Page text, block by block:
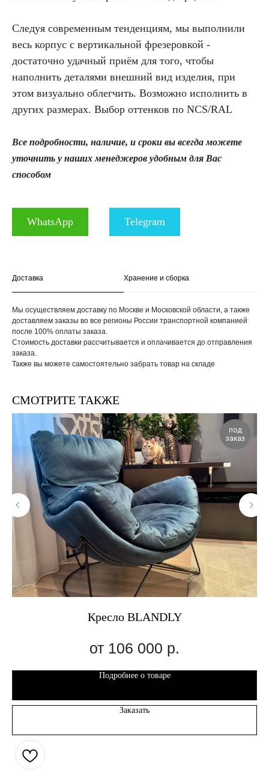
Следуя современным тенденциям, мы выполнили
весь корпус с вертикальной фрезеровкой -
достаточно удачный приём для того, чтобы
наполнить деталями внешний вид изделия, при
этом визуально облегчить. Возможно исполнить в
других размерах. Выбор оттенков по NCS/RAL
Все подробности, наличие, и сроки вы всегда можете
уточнить у наших менеджеров удобным для Вас
способом
WhatsApp Telegram
Доставка Хранение и сборка
Мы осуществляем доставку по Москве и Московской области, а также
доставляем заказы во все регионы России транспортной компанией
после 100% оплаты заказа.
Стоимость доставки рассчитывается и оплачивается до отправления
заказа.
Также вы можете самостоятельно забрать товар на складе
СМОТРИТЕ ТАКЖЕ
под
заказ
Кресло BLANDLY
106 000 р.
Подробнее о товаре
Заказать